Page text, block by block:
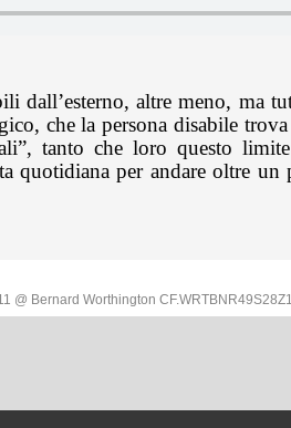
dall’esterno, altre meno, ma
che la persona disabile
tanto che loro questo
quotidiana per andare oltre un
@ Bernard Worthington